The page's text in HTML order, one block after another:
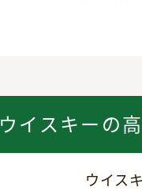
ウイスキーの
ウイス